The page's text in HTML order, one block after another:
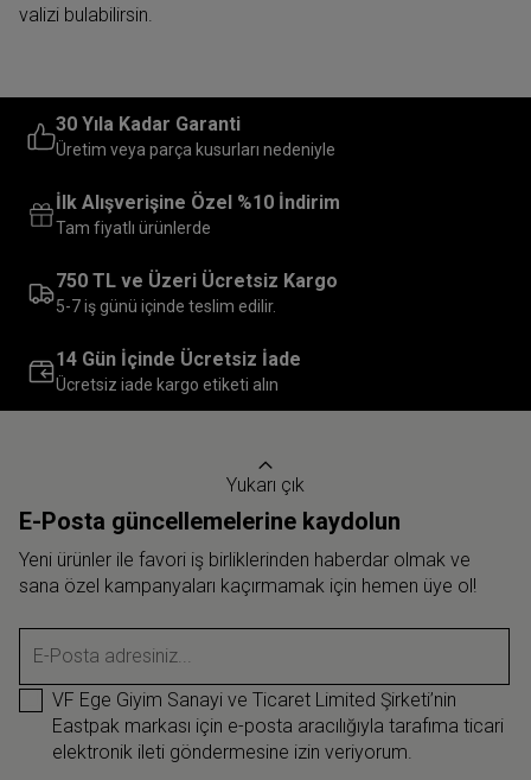
valizi bulabilirsin.
Alanları ve Avantajlar
Orta boy valizler, geniş ve düzenli iç hacme sahip, taşınması
tercih ettiği bu valiz, eşyalarını güvenli ve rahat bir şekilde
taşımanı sağlar. Havayolu şirketlerinin bagaj politikalarına en
uygun model genellikle orta boy valizler olur. İçerisinde
bulunan bölmeleri sayesinde kilo sınırını aşmadan ihtiyacın
olan eşyaları düzenli bir şekilde valizine yerleştirip yanına
alabilirsin.
Orta boy tekerlekli valizlerimiz, araçlarda sorunsuz bir
tasarımlarıyla da seyahat stiline boyut atlatır. Birbirinden
dayanıklı fermuarları ve kilit mekanizmalarıyla sağlamlık,
konfor, stil ve güvenliği bir arada yakalayabilirsin.
Standartları
Kabin boyun yetersiz kaldığı, büyük boyun ise fazla hantal
olduğu durumlarda orta boy valizler, ideal dengeyi sunan
kurtarıcı parçalardır. Bu doğrultuda orta boy valizlerimiz,
30 Yıla Kadar Garanti
Üretim veya parça kusurları nedeniyle
İlk Alışverişine Özel %10 İndirim
Tam fiyatlı ürünlerde
750 TL ve Üzeri Ücretsiz Kargo
5-7 iş günü içinde teslim edilir.
14 Gün İçinde Ücretsiz İade
Ücretsiz iade kargo etiketi alın
Yukarı çık
E-Posta güncellemelerine kaydolun
Yeni ürünler ile favori iş birliklerinden haberdar olmak ve
sana özel kampanyaları kaçırmamak için hemen üye ol!
E-Posta adresiniz...
VF Ege Giyim Sanayi ve Ticaret Limited Şirketi’nin
Eastpak markası için e-posta aracılığıyla tarafıma ticari
elektronik ileti göndermesine izin veriyorum.